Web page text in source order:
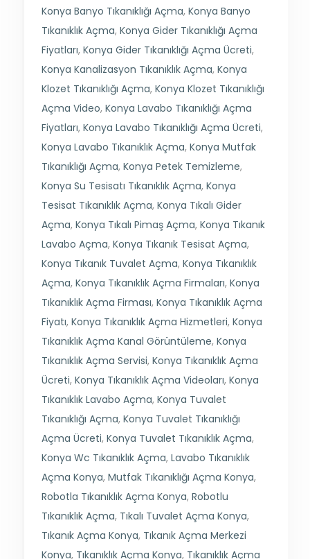
Konya Banyo Tıkanıklığı Açma, Konya Banyo
Tıkanıklık Açma, Konya Gider Tıkanıklığı Açma
Fiyatları, Konya Gider Tıkanıklığı Açma Ücreti,
Konya Kanalizasyon Tıkanıklık Açma, Konya
Klozet Tıkanıklığı Açma, Konya Klozet Tıkanıklığı
Açma Video, Konya Lavabo Tıkanıklığı Açma
Fiyatları, Konya Lavabo Tıkanıklığı Açma Ücreti,
Konya Lavabo Tıkanıklık Açma, Konya Mutfak
Tıkanıklığı Açma, Konya Petek Temizleme,
Konya Su Tesisatı Tıkanıklık Açma, Konya
Tesisat Tıkanıklık Açma, Konya Tıkalı Gider
Açma, Konya Tıkalı Pimaş Açma, Konya Tıkanık
Lavabo Açma, Konya Tıkanık Tesisat Açma,
Konya Tıkanık Tuvalet Açma, Konya Tıkanıklık
Açma, Konya Tıkanıklık Açma Firmaları, Konya
Tıkanıklık Açma Firması, Konya Tıkanıklık Açma
Fiyatı, Konya Tıkanıklık Açma Hizmetleri, Konya
Tıkanıklık Açma Kanal Görüntüleme, Konya
Tıkanıklık Açma Servisi, Konya Tıkanıklık Açma
Ücreti, Konya Tıkanıklık Açma Videoları, Konya
Tıkanıklık Lavabo Açma, Konya Tuvalet
Tıkanıklığı Açma, Konya Tuvalet Tıkanıklığı
Açma Ücreti, Konya Tuvalet Tıkanıklık Açma,
Konya Wc Tıkanıklık Açma, Lavabo Tıkanıklık
Açma Konya, Mutfak Tıkanıklığı Açma Konya,
Robotla Tıkanıklık Açma Konya, Robotlu
Tıkanıklık Açma, Tıkalı Tuvalet Açma Konya,
Tıkanık Açma Konya, Tıkanık Açma Merkezi
Konya, Tıkanıklık Açma Konya, Tıkanıklık Açma